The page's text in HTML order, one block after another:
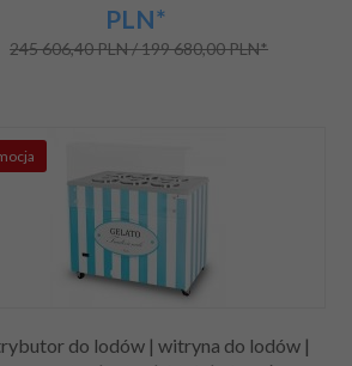
PLN*
245 606,40 PLN / 199 680,00 PLN*
do lodów | witryna do lodów |